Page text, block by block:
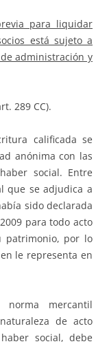
para liquidar
está sujeto a
administración y
289 CC).
calificada se
anónima con las
social. Entre
que se adjudica a
sido declarada
para todo acto
patrimonio, por lo
le representa en
mercantil
de acto
social, debe